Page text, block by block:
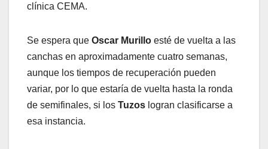
clínica CEMA.
Se espera que Oscar Murillo esté de vuelta a las
canchas en aproximadamente cuatro semanas,
aunque los tiempos de recuperación pueden
variar, por lo que estaría de vuelta hasta la ronda
de semifinales, si los Tuzos logran clasificarse a
esa instancia.